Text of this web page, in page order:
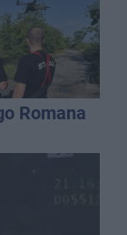
Romana